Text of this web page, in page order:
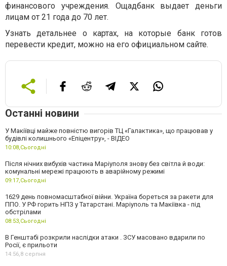
финансового учреждения. Ощадбанк выдает деньги
лицам от 21 года до 70 лет.
Узнать детальнее о картах, на которые банк готов
перевести кредит, можно на его официальном сайте.
Останні новини
У Макіївці майже повністю вигорів ТЦ «Галактика», що працював у
будівлі колишнього «Епіцентру», - ВІДЕО
10:08,Сьогодні
Після нічних вибухів частина Маріуполя знову без світла й води:
комунальні мережі працюють в аварійному режимі
09:17,Сьогодні
1629 день повномасштабної війни. Україна бореться за ракети для
ППО. У РФ горить НПЗ у Татарстані. Маріуполь та Макіївка - під
обстрілами
08:53,Сьогодні
В Генштабі розкрили наслідки атаки . ЗСУ масовано вдарили по
Росії, є прильоти
14:56,8 серпня